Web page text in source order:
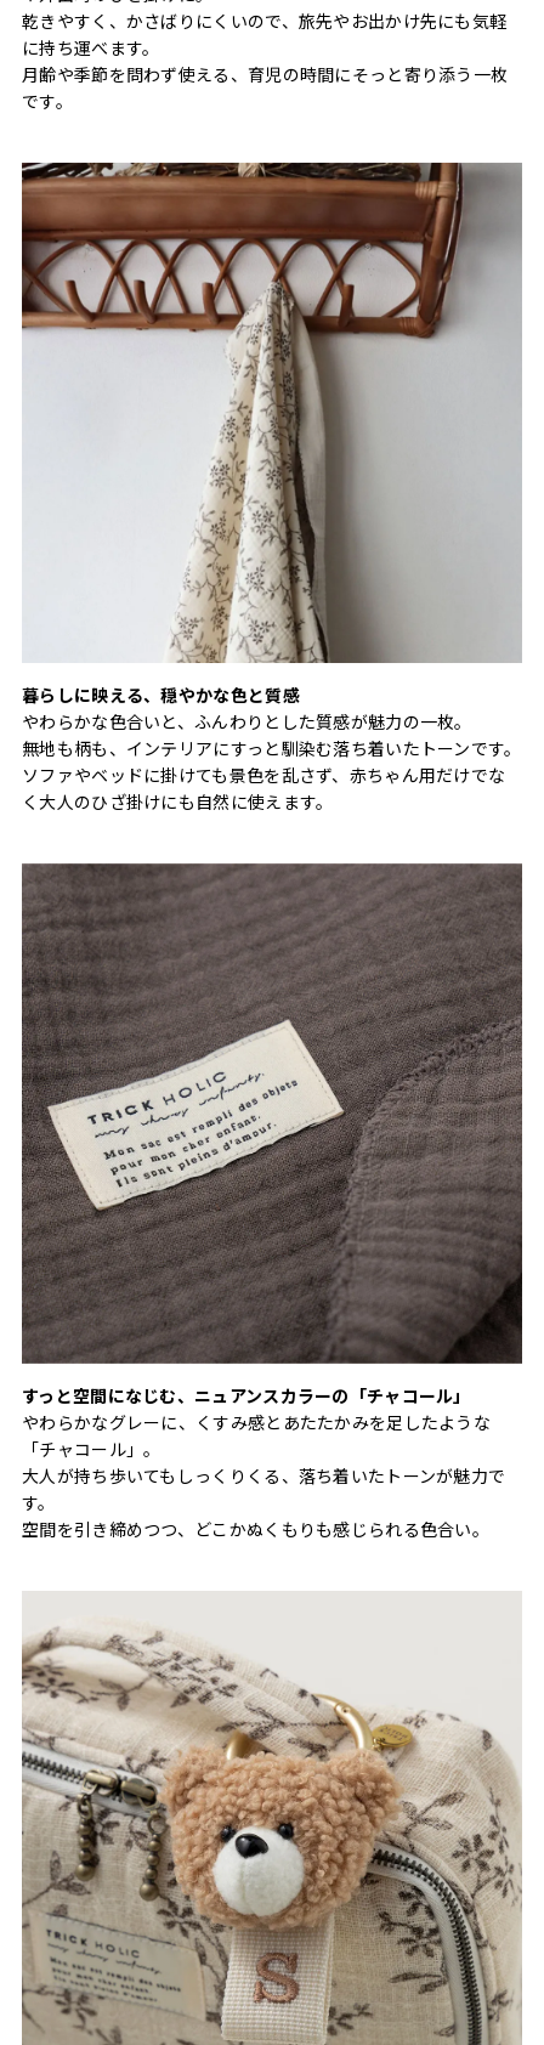
乾きやすく、かさばりにくいので、旅先やお出かけ先にも気軽
に持ち運べます。
月齢や季節を問わず使える、育児の時間にそっと寄り添う一枚
です。
暮らしに映える、穏やかな色と質感
やわらかな色合いと、ふんわりとした質感が魅力の一枚。
無地も柄も、インテリアにすっと馴染む落ち着いたトーンです。
ソファやベッドに掛けても景色を乱さず、赤ちゃん用だけでな
く大人のひざ掛けにも自然に使えます。
すっと空間になじむ、ニュアンスカラーの「チャコール」
やわらかなグレーに、くすみ感とあたたかみを足したような
「チャコール」。
大人が持ち歩いてもしっくりくる、落ち着いたトーンが魅力で
す。
空間を引き締めつつ、どこかぬくもりも感じられる色合い。